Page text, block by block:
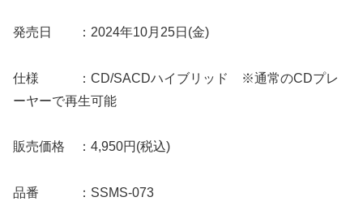
発売日 ：2024年10月25日(金)
仕様 ：CD/SACDハイブリッド ※通常のCDプレ
ーヤーで再生可能
販売価格 ：4,950円(税込)
品番 ：SSMS-073